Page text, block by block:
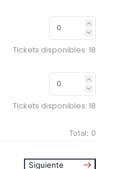
Tickets disponibles: 18
Tickets disponibles: 18
Total: 0
Siguiente